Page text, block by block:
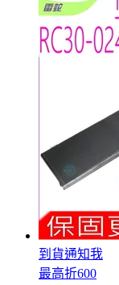
到貨通知我
最高折600